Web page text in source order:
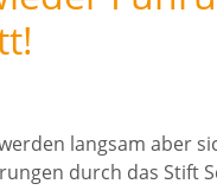
langsam aber
durch das Stift